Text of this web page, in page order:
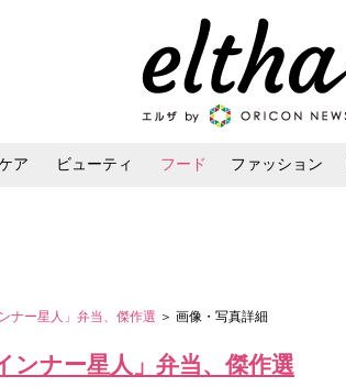
ア ビューティ フード ファッション
ナー星人」弁当、傑作選 ＞ 画像・写真詳細
ンナー星人」弁当、傑作選